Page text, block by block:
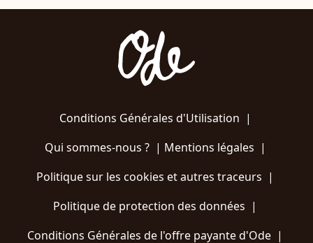
Conditions Générales d'Utilisation |
Qui sommes-nous ?| Mentions légales |
Politique sur les cookies et autres traceurs |
Politique de protection des données |
Conditions Générales de l'offre payante d'Ode |